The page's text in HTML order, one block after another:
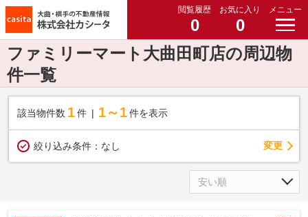
閲覧履歴
0
お気に入り
0
メニュー
ファミリーマート大曲田町店の周辺物
件一覧
該当物件数 1件 1～1 件を表示
絞り込み条件： なし 変更